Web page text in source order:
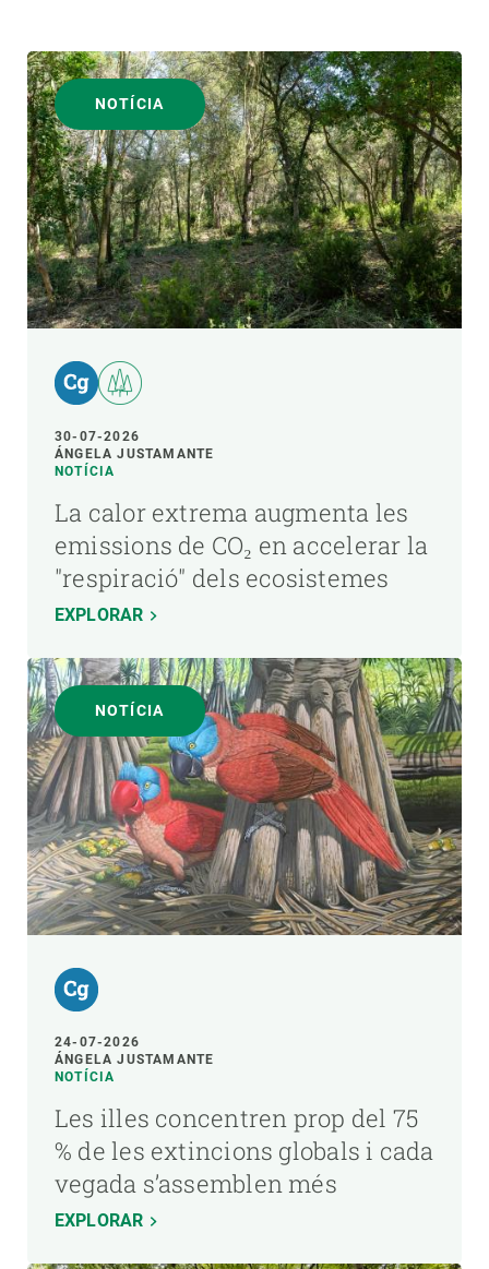
NOTÍCIA
30-07-2026
ÁNGELA JUSTAMANTE
NOTÍCIA
La calor extrema augmenta les
emissions de CO₂ en accelerar la
"respiració" dels ecosistemes
EXPLORAR
NOTÍCIA
24-07-2026
ÁNGELA JUSTAMANTE
NOTÍCIA
Les illes concentren prop del 75
% de les extincions globals i cada
vegada s’assemblen més
EXPLORAR